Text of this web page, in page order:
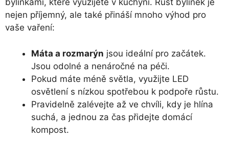
bylinkami, které využijete v kuchyni. Růst bylinek je
nejen příjemný, ale také přináší mnoho výhod pro
vaše vaření:
Máta a rozmarýn jsou ideální pro začátek.
Jsou odolné a nenáročné na péči.
Pokud máte méně světla, využijte LED
osvětlení s nízkou spotřebou k podpoře růstu.
Pravidelně zalévejte až ve chvíli, kdy je hlína
suchá, a jednou za čas přidejte domácí
kompost.